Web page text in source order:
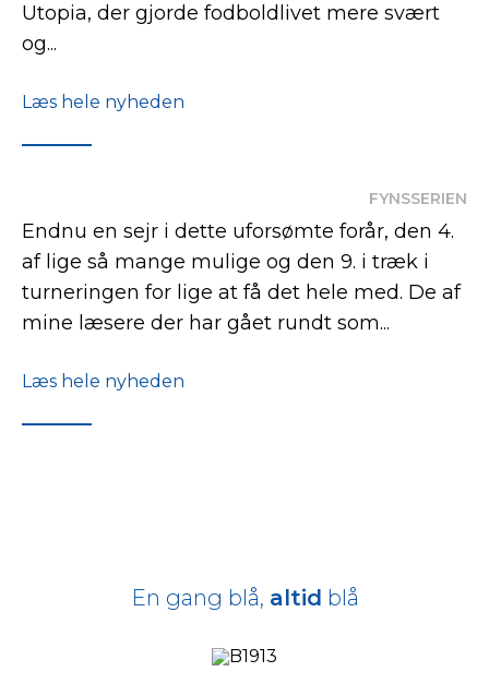
Utopia, der gjorde fodboldlivet mere svært
og...
Læs hele nyheden
FYNSSERIEN
Endnu en sejr i dette uforsømte forår, den 4.
af lige så mange mulige og den 9. i træk i
turneringen for lige at få det hele med. De af
mine læsere der har gået rundt som...
Læs hele nyheden
En gang blå, altid blå